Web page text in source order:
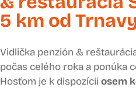
5 km od
Vidlička penzión &
počas celého roka a ponúka
Hosťom je k dispozícii osem